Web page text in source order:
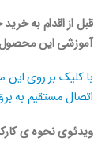
قبل از اقدام به
آموزشی این محصول
اتصال مستقیم به
ویدئوی نحوه ی